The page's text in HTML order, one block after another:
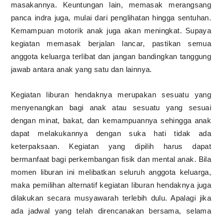
masakannya. Keuntungan lain, memasak merangsang
panca indra juga, mulai dari penglihatan hingga sentuhan.
Kemampuan motorik anak juga akan meningkat. Supaya
kegiatan memasak berjalan lancar, pastikan semua
anggota keluarga terlibat dan jangan bandingkan tanggung
jawab antara anak yang satu dan lainnya.
Kegiatan liburan hendaknya merupakan sesuatu yang
menyenangkan bagi anak atau sesuatu yang sesuai
dengan minat, bakat, dan kemampuannya sehingga anak
dapat melakukannya dengan suka hati tidak ada
keterpaksaan. Kegiatan yang dipilih harus dapat
bermanfaat bagi perkembangan fisik dan mental anak. Bila
momen liburan ini melibatkan seluruh anggota keluarga,
maka pemilihan alternatif kegiatan liburan hendaknya juga
dilakukan secara musyawarah terlebih dulu. Apalagi jika
ada jadwal yang telah direncanakan bersama, selama